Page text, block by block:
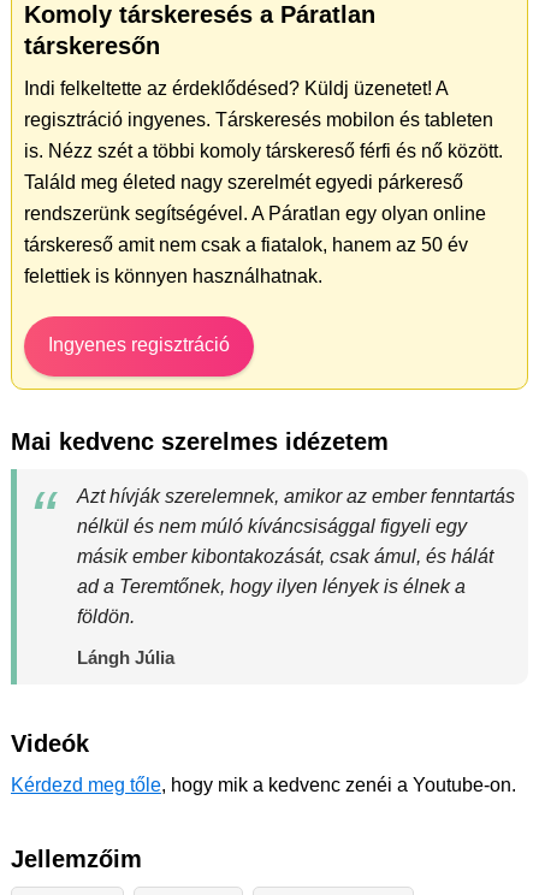
Komoly társkeresés a Páratlan
társkeresőn
Indi felkeltette az érdeklődésed? Küldj üzenetet! A
regisztráció ingyenes. Társkeresés mobilon és tableten
is. Nézz szét a többi komoly társkereső férfi és nő között.
Találd meg életed nagy szerelmét egyedi párkereső
rendszerünk segítségével. A Páratlan egy olyan online
társkereső amit nem csak a fiatalok, hanem az 50 év
felettiek is könnyen használhatnak.
Ingyenes regisztráció
Mai kedvenc szerelmes idézetem
Azt hívják szerelemnek, amikor az ember fenntartás
nélkül és nem múló kíváncsisággal figyeli egy
másik ember kibontakozását, csak ámul, és hálát
ad a Teremtőnek, hogy ilyen lények is élnek a
földön.
Lángh Júlia
Videók
Kérdezd meg tőle, hogy mik a kedvenc zenéi a Youtube-on.
Jellemzőim